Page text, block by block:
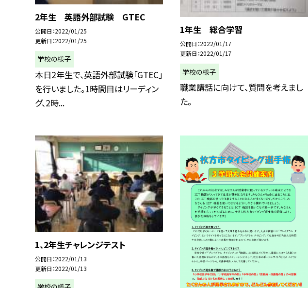
2年生 英語外部試験 GTEC
公開日 2022/01/25
更新日 2022/01/25
学校の様子
本日2年生で、英語外部試験「GTEC」
を行いました。1時間目はリーディン
グ、2時...
1年生 総合学習
公開日 2022/01/17
更新日 2022/01/17
学校の様子
職業講話に向けて、質問を考えまし
た。
1、2年生チャレンジテスト
公開日 2022/01/13
更新日 2022/01/13